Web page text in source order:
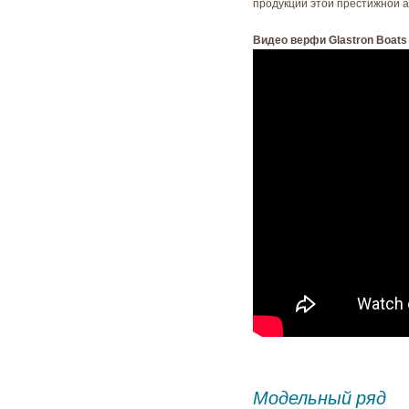
продукции этой престижной
Видео верфи Glastron Boats
Модельный ряд